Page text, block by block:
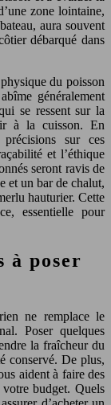
zone lointaine,
aura souvent
débarqué dans
du poisson
généralement
se ressent sur la
à la cuisson. En
sur ces
et l’éthique
seront ravis de
et un bar de chalut,
hauturier. Cette
essentielle pour
à poser
ne remplace le
Poser quelques
la fraîcheur du
conservé. De plus,
aident à faire des
budget. Quels